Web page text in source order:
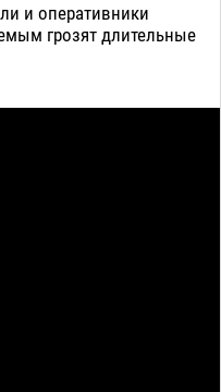
и оперативники
грозят длительные